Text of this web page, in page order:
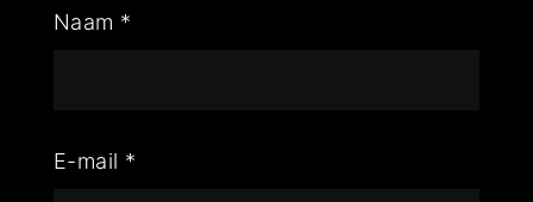
Naam *
E-mail *